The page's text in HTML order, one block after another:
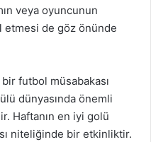
veya oyuncunun
etmesi de göz önünde
futbol müsabakası
dünyasında önemli
Haftanın en iyi golü
niteliğinde bir etkinliktir.